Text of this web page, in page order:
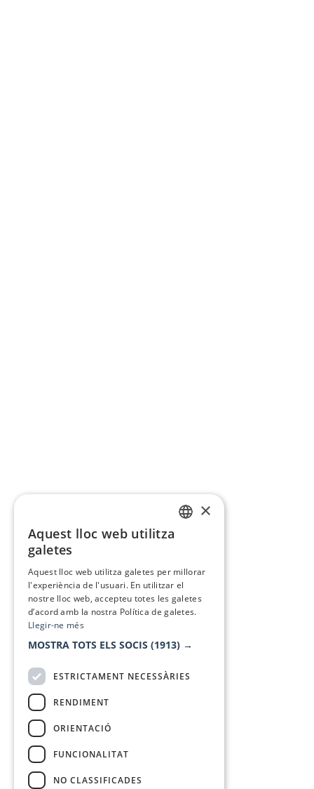
×
Aquest lloc web utilitza
galetes
Aquest lloc web utilitza galetes per millorar
l'experiència de l'usuari. En utilitzar el
nostre lloc web, accepteu totes les galetes
d’acord amb la nostra Política de galetes.
Llegir-ne més
MOSTRA TOTS ELS SOCIS (1913) →
ESTRICTAMENT NECESSÀRIES
RENDIMENT
ORIENTACIÓ
FUNCIONALITAT
NO CLASSIFICADES